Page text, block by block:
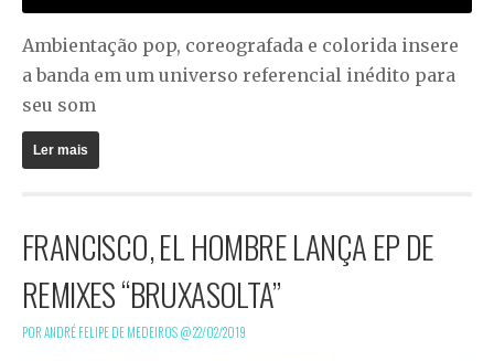
Ambientação pop, coreografada e colorida insere
a banda em um universo referencial inédito para
seu som
Ler mais
FRANCISCO, EL HOMBRE LANÇA EP DE
REMIXES “BRUXASOLTA”
POR ANDRÉ FELIPE DE MEDEIROS @22/02/2019